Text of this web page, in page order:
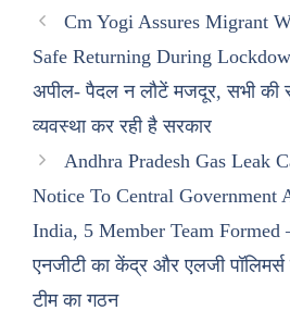
Cm Yogi Assures Migrant
Safe Returning During
अपील- पैदल न लौटें मजदूर, सभी की
व्यवस्था कर रही है सरकार
Andhra Pradesh Gas Leak
Notice To Central Government
India, 5 Member Team Formed
एनजीटी का केंद्र और एलजी
टीम का गठन